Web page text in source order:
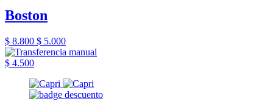
Boston
$ 8.800 $ 5.000
$ 4.500